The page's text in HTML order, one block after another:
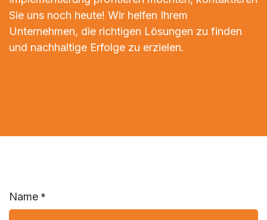
Sie uns noch heute! Wir helfen Ihrem
Unternehmen, die richtigen Lösungen zu finden
und nachhaltige Erfolge zu erzielen.
Name *